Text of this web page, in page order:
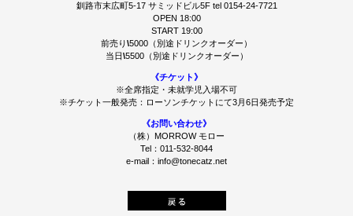
釧路市末広町5-17 サミッドビル5F tel 0154-24-7721
OPEN 18:00
START 19:00
前売り\5000（別途ドリンクオーダー）
当日\5500（別途ドリンクオーダー）
《チケット》
※全席指定・未就学児入場不可
※チケット一般発売：ローソンチケットにて3月6日発売予定
《お問い合わせ》
（株）MORROW モロー
Tel：011-532-8044
e-mail ： info@tonecatz.net